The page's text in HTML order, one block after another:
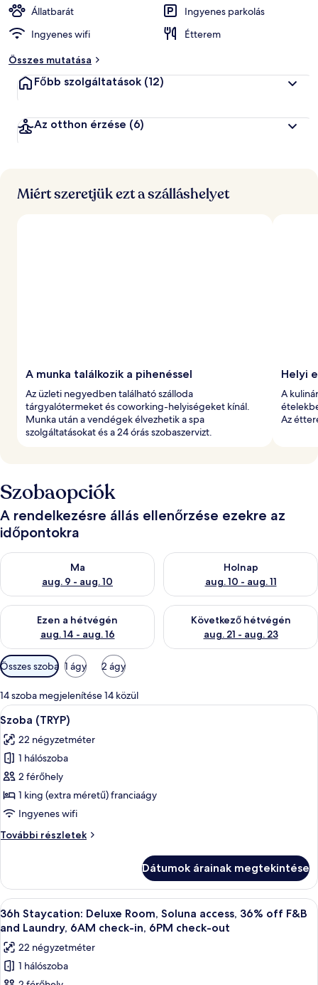
Állatbarát
Ingyenes parkolás
Ingyenes wifi
Étterem
Összes mutatása
Főbb szolgáltatások (12)
Az otthon érzése (6)
Miért szeretjük ezt a szálláshelyet
A munka találkozik a pihenéssel
Az üzleti negyedben található szálloda
tárgyalótermeket és coworking-helyiségeket kínál.
Munka után a vendégek élvezhetik a spa
szolgáltatásokat és a 24 órás szobaszervizt.
Helyi
A
Az
Szobaopciók
A rendelkezésre állás ellenőrzése ezekre az
időpontokra
Ma
aug. 9 - aug. 10
A ma esti rendelkezésre állás ellenőrzése: aug. 9 - aug. 10
Holnap
aug. 10 - aug. 11
A holnapi rendelkezésre állás
Ezen a hétvégén
aug. 14 - aug. 16
A mostani hétvégi rendelkezésre állás ellenőrzése: aug. 14 -
Következő hétvégén
aug. 21 - aug. 23
A következő hétvégi
Szobákhoz
rendelkezésre
álló
szűrők
Összes szoba 1 ágy 2 ágy
14 szoba megjelenítése 14 közül
A
következő
szoba
összes
képének
megtekintése:
Szoba
Szoba (TRYP) | Pehelypaplan,
6
Szoba (TRYP)
22 négyzetméter
1 hálószoba
2 férőhely
1 king (extra méretű) franciaágy
Ingyenes wifi
További részletek
Szoba
Dátumok árainak megtekintése
A
következő
szoba
összes
képének
Egy szállodai szoba, amelyben egy
5
36h Staycation: Deluxe Room, Soluna access, 36% off F&B
and Laundry, 6AM check-in, 6PM check-out
22 négyzetméter
1 hálószoba